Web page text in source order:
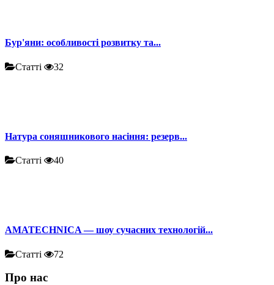
Бур'яни: особливості розвитку та...
Статті 32
Натура соняшникового насіння: резерв...
Статті 40
AMATECHNICA — шоу сучасних технологій...
Статті 72
Про нас